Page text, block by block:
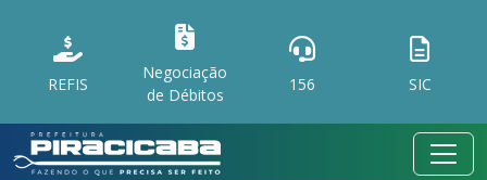
REFIS
Negociação
de Débitos
156 SIC